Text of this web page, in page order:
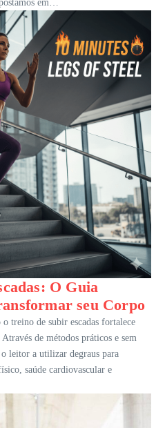
em…
O Guia
seu Corpo
treino de subir escadas fortalece
de métodos práticos e sem
leitor a utilizar degraus para
saúde cardiovascular e